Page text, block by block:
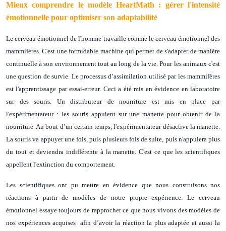
Mieux comprendre le modèle HeartMath : gérer l'intensité
émotionnelle pour optimiser son adaptabilité
Le cerveau émotionnel de l'homme travaille comme le cerveau émotionnel des
mammifères. C'est une formidable machine qui permet de s'adapter de manière
continuelle à son environnement tout au long de la vie. Pour les animaux c'est
une question de survie. Le processus d’assimilation utilisé par les mammifères
est l'apprentissage par essai-erreur. Ceci a été mis en évidence en laboratoire
sur des souris. Un distributeur de nourriture est mis en place par
l'expérimentateur : les souris appuient sur une manette pour obtenir de la
nourriture. Au bout d’un certain temps, l'expérimentateur désactive la manette.
La souris va appuyer une fois, puis plusieurs fois de suite, puis n'appuiera plus
du tout et deviendra indifférente à la manette. C'est ce que les scientifiques
appellent l'extinction du comportement.
Les scientifiques ont pu mettre en évidence que nous construisons nos
réactions à partir de modèles de notre propre expérience. Le cerveau
émotionnel essaye toujours de rapprocher ce que nous vivons des modèles de
nos expériences acquises afin d’avoir la réaction la plus adaptée et aussi la